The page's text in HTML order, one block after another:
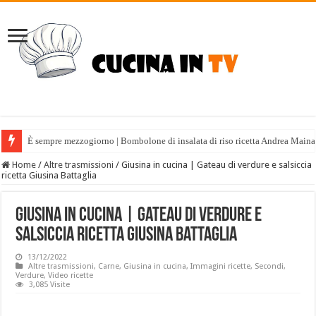
È sempre mezzogiorno | Bombolone di insalata di riso ricetta Andrea
Home / Altre trasmissioni / Giusina in cucina | Gateau di verdure e salsiccia
ricetta Giusina Battaglia
Giusina in cucina | Gateau di verdure e
salsiccia ricetta Giusina Battaglia
13/12/2022
Altre trasmissioni, Carne, Giusina in cucina,Immagini ricette, Secondi,
Verdure,Video ricette
3,085 Visite